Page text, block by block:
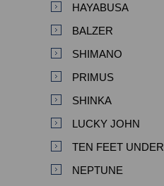
HAYABUSA
BALZER
SHIMANO
PRIMUS
SHINKA
LUCKY JOHN
TEN FEET UNDER
NEPTUNE